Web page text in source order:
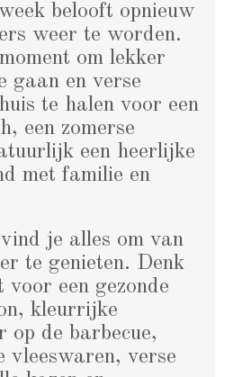
belooft opnieuw
weer te worden.
om lekker
gaan en verse
te halen voor een
een zomerse
een heerlijke
met familie en
je alles om van
te genieten. Denk
een gezonde
kleurrijke
op de barbecue,
vleeswaren, verse